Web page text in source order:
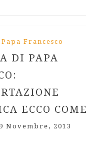
Francesco
DI PAPA
ECCO
Novembre, 2013